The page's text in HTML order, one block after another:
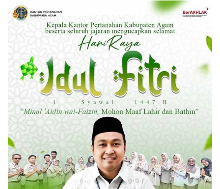
Terbitkan Surat Edaran Percepatan
Sertipikasi Tanah MBR, Menteri Nusron:
Manfaat Program Pemerintah Dapat
Dirasakan Secara Utuh
Berita Juli 21, 2026
Kantor Pertanahan Kabupaten Agam